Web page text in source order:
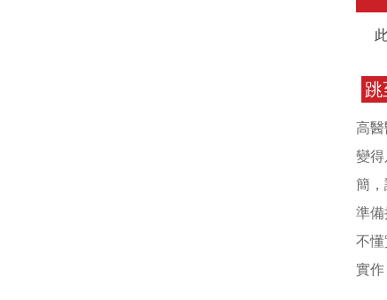
跳
高
變
簡
準
不
實作